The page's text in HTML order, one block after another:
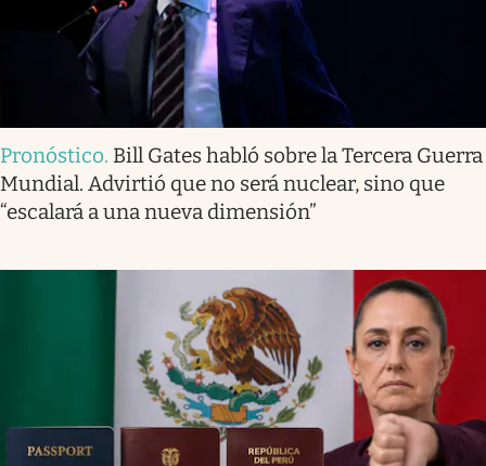
Pronóstico. Bill Gates habló sobre la Tercera Guerra
Mundial. Advirtió que no será nuclear, sino que
“escalará a una nueva dimensión”